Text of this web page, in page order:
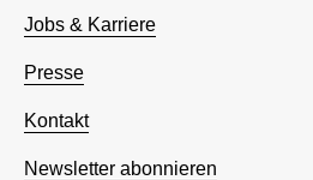
Jobs & Karriere
Presse
Kontakt
Newsletter abonnieren